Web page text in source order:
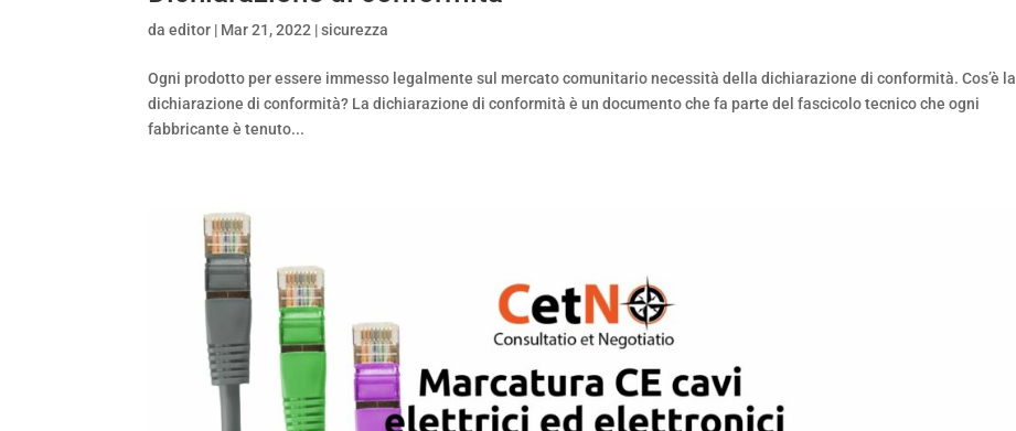
daeditor | Mar 21, 2022 |sicurezza
Ogni prodotto per essere immesso legalmente sul mercato comunitario necessità della dichiarazione di conformità. Cos’è la
dichiarazione di conformità? La dichiarazione di conformità è un documento che fa parte del fascicolo tecnico che ogni
fabbricante è tenuto...